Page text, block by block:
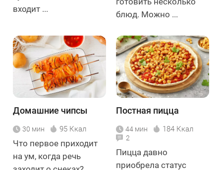
входит ...
блюд. Можно ...
Домашние чипсы
30 мин 95 Ккал
Что первое приходит
на ум, когда речь
Постная пицца
44 мин 184 Ккал
2
Пицца давно
приобрела статус